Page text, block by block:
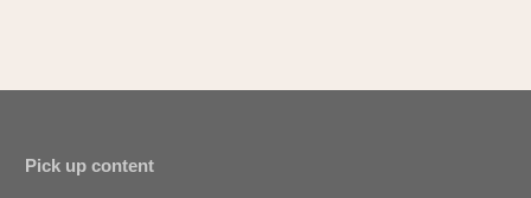
Pick up content